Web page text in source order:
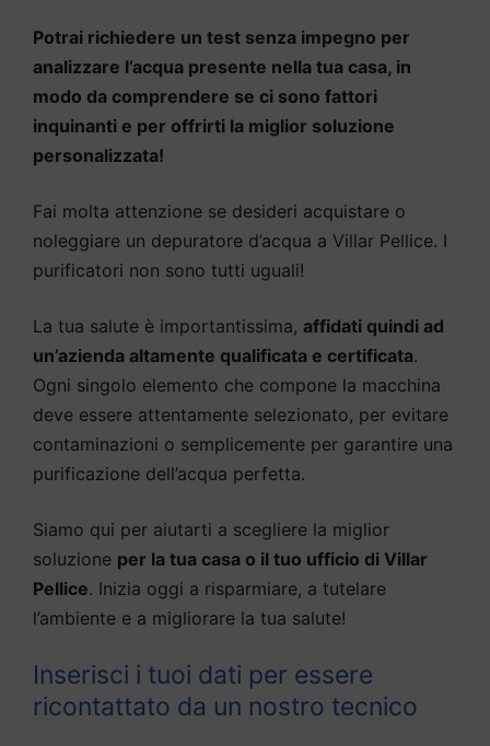
Potrai richiedere un test senza impegno per
analizzare l’acqua presente nella tua casa, in
modo da comprendere se ci sono fattori
inquinanti e per offrirti la miglior soluzione
personalizzata!
Fai molta attenzione se desideri acquistare o
noleggiare un depuratore d’acqua a Villar Pellice. I
purificatori non sono tutti uguali!
La tua salute è importantissima, affidati quindi ad
un’azienda altamente qualificata e certificata.
Ogni singolo elemento che compone la macchina
deve essere attentamente selezionato, per evitare
contaminazioni o semplicemente per garantire una
purificazione dell’acqua perfetta.
Siamo qui per aiutarti a scegliere la miglior
soluzione per la tua casa o il tuo ufficio di Villar
Pellice. Inizia oggi a risparmiare, a tutelare
l’ambiente e a migliorare la tua salute!
Inserisci i tuoi dati per essere
ricontattato da un nostro tecnico